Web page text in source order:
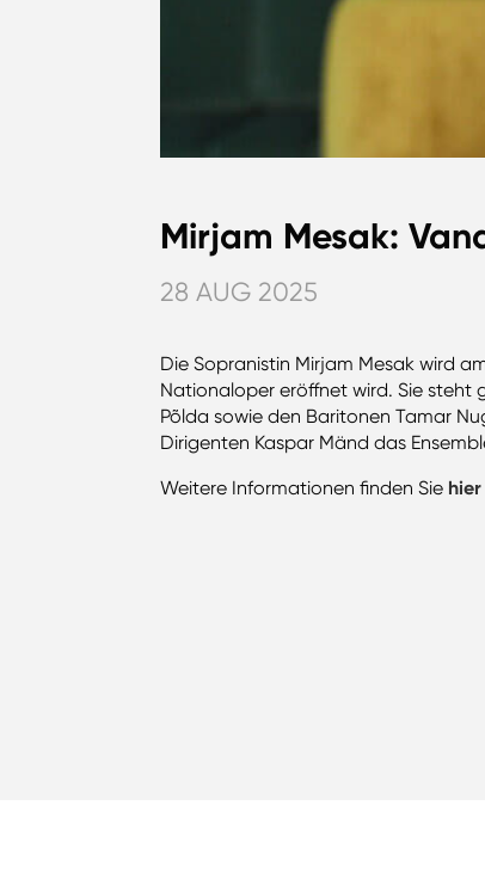
Mirjam Mesak:
28 AUG 2025
Die Sopranistin Mirjam Mesak wird
Nationaloper eröffnet wird. Sie steht
Põlda sowie den Baritonen Tamar
Dirigenten Kaspar Mänd das
Weitere Informationen finden Sie hier